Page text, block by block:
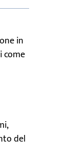
in
come
del